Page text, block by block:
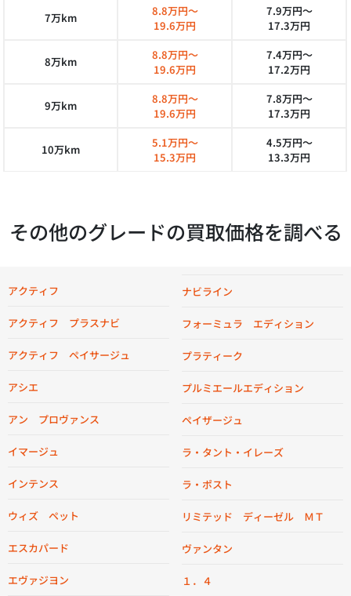
7万km
8.8万円～
19.6万円
7.9万円～
17.3万円
8万km
8.8万円～
19.6万円
7.4万円～
17.2万円
9万km
8.8万円～
19.6万円
7.8万円～
17.3万円
10万km
5.1万円～
15.3万円
4.5万円～
13.3万円
その他のグレードの買取価格を調べる
アクティフ
アクティフ プラスナビ
アクティフ ペイサージュ
アシエ
アン プロヴァンス
イマージュ
インテンス
ウィズ ペット
エスカパード
エヴァジヨン
ナビライン
フォーミュラ エディション
プラティーク
プルミエールエディション
ペイザージュ
ラ・タント・イレーズ
ラ・ポスト
リミテッド ディーゼル ＭＴ
ヴァンタン
１．４